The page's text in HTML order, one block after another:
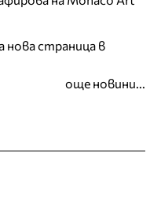
нова страница в
още новини...